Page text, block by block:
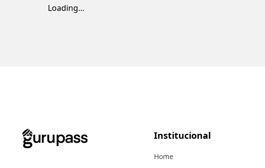
Loading...
Institucional
Home